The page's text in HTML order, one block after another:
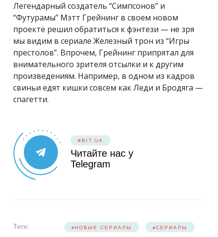
Легендарный создатель “Симпсонов” и
“Футурамы” Мэтт Грейнинг в своем новом
проекте решил обратиться к фэнтези — не зря
мы видим в сериале Железный трон из “Игры
престолов”. Впрочем, Грейнинг припрятал для
внимательного зрителя отсылки и к другим
произведениям. Например, в одном из кадров
свиньи едят кишки совсем как Леди и Бродяга —
спагетти.
#BIT.UA
Читайте нас у
Telegram
Теги: НОВЫЕ СЕРИАЛЫ СЕРИАЛЫ